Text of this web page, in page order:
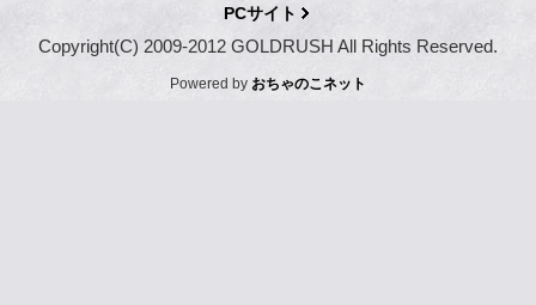
PCサイト
Copyright(C) 2009-2012 GOLDRUSH All Rights Reserved.
Powered by おちゃのこネット